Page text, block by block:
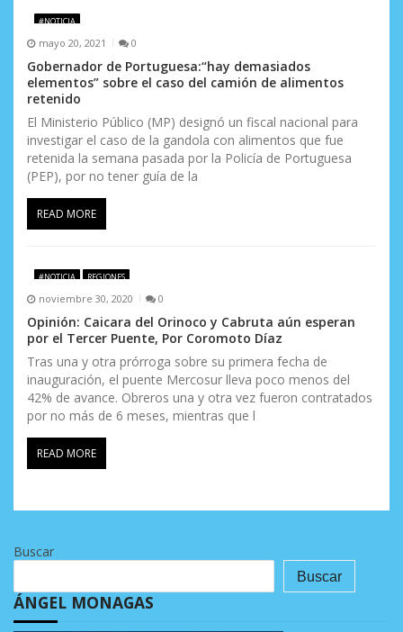
a
s
#NOTICIA
mayo 20, 2021 0
Gobernador de Portuguesa:“hay demasiados
elementos” sobre el caso del camión de alimentos
retenido
El Ministerio Público (MP) designó un fiscal nacional para
investigar el caso de la gandola con alimentos que fue
retenida la semana pasada por la Policía de Portuguesa
(PEP), por no tener guía de la
READ MORE
#NOTICIA REGIONES
noviembre 30, 2020 0
Opinión: Caicara del Orinoco y Cabruta aún esperan
por el Tercer Puente, Por Coromoto Díaz
Tras una y otra prórroga sobre su primera fecha de
inauguración, el puente Mercosur lleva poco menos del
42% de avance. Obreros una y otra vez fueron contratados
por no más de 6 meses, mientras que l
READ MORE
Buscar
Buscar
ÁNGEL MONAGAS